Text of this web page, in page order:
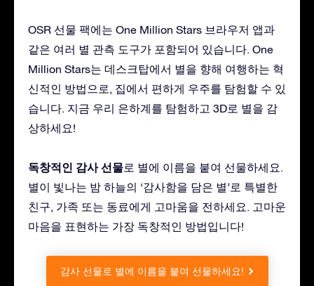
OSR 선물 팩에는 One Million Stars 브라우저 앱과
같은 여러 별 관측 도구가 포함되어 있습니다. One
Million Stars는 데스크탑에서 별을 향해 여행하는 혁
신적인 방법으로, 집에서 편하게 우주를 탐험할 수 있
습니다. 지금 우리 은하계를 탐험하고 3D로 별을 감
상하세요!
독창적인 감사 선물로 별에 이름을 붙여 선물하세요.
별이 빛나는 밤 하늘의 ‘감사함을 담은 별’로 특별한
친구, 가족 또는 동료에게 고마움을 전하세요. 고마운
마음을 표현하는 가장 독창적인 방법입니다!
감사 선물로 별에 이름을 붙여 선물하세요!